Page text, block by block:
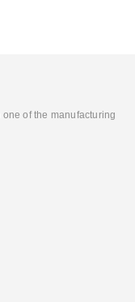
of the manufacturing